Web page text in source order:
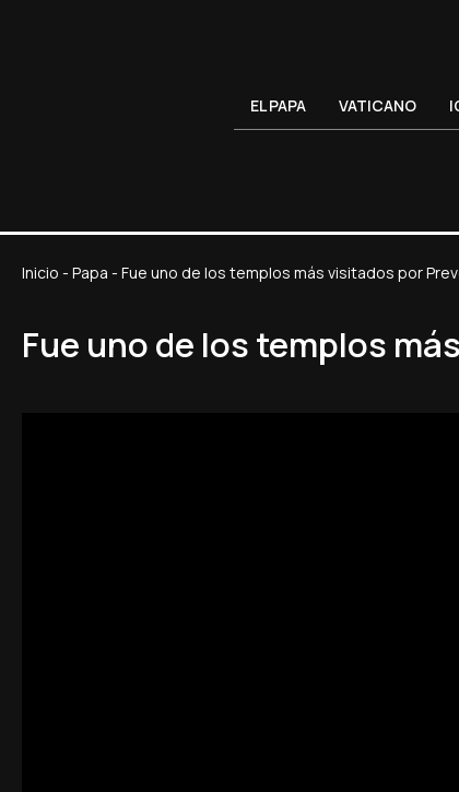
EL PAPA VATICANO
Inicio - Papa - Fue uno de los templos más visitados por
Fue uno de los templos